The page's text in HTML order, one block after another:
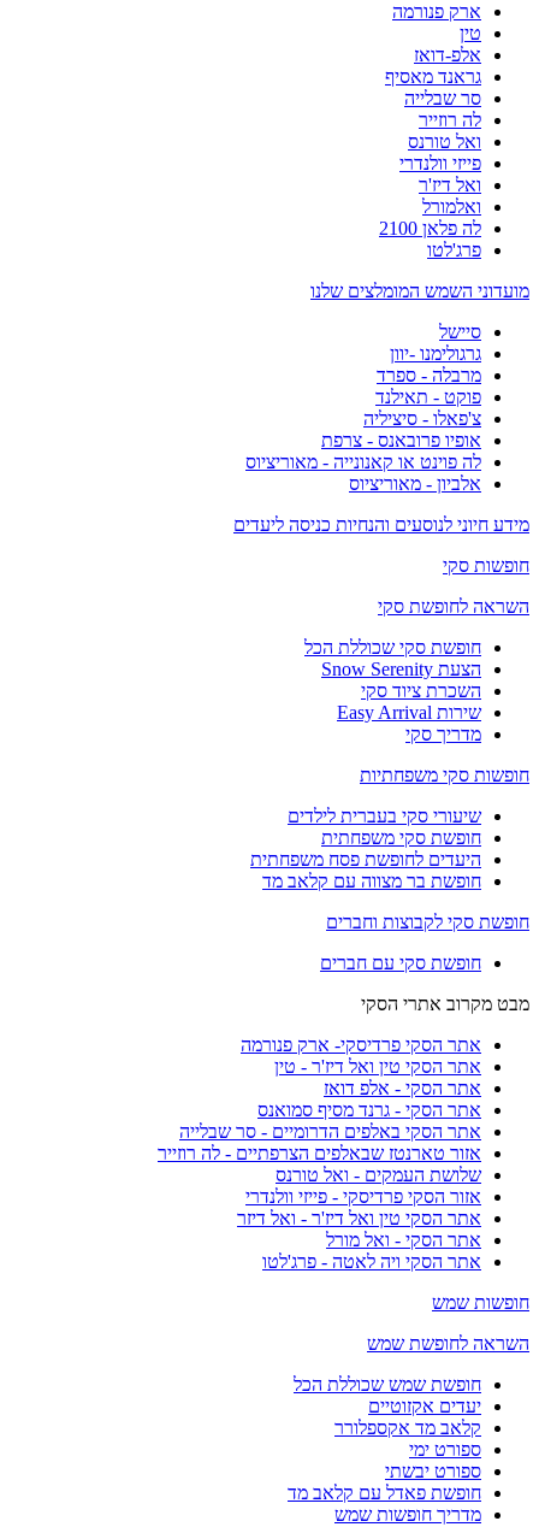
ארק פנורמה
טין
אלפ-דואז
גראנד מאסיף
סר שבלייה
לה רוזייר
ואל טורנס
פייזי וולנדרי
ואל דיז'ר
ואלמורל
לה פלאן 2100
פרג'לטו
מועדוני השמש המומלצים שלנו
סיישל
גרגולימנו -יוון
מרבלה - ספרד
פוקט - תאילנד
צ'פאלו - סיציליה
אופיו פרובאנס - צרפת
לה פוינט או קאנונייה - מאוריציוס
אלביון - מאוריציוס
מידע חיוני לנוסעים והנחיות כניסה ליעדים
חופשות סקי
השראה לחופשת סקי
חופשת סקי שכוללת הכל
הצעת Snow Serenity
השכרת ציוד סקי
שירות Easy Arrival
מדריך סקי
חופשות סקי משפחתיות
שיעורי סקי בעברית לילדים
חופשת סקי משפחתית
היעדים לחופשת פסח משפחתית
חופשת בר מצווה עם קלאב מד
חופשת סקי לקבוצות וחברים
חופשת סקי עם חברים
מבט מקרוב אתרי הסקי
אתר הסקי פרדיסקי- ארק פנורמה
אתר הסקי טין ואל דיז'ר - טין
אתר הסקי - אלפ דואז
אתר הסקי - גרנד מסיף סמואנס
אתר הסקי באלפים הדרומיים - סר שבלייה
אזור טארנטז שבאלפים הצרפתיים - לה רוזייר
שלושת העמקים - ואל טורנס
אזור הסקי פרדיסקי - פייזי וולנדרי
אתר הסקי טין ואל דיז'ר - ואל דיזר
אתר הסקי - ואל מורל
אתר הסקי ויה לאטה - פרג'לטו
חופשות שמש
השראה לחופשת שמש
חופשת שמש שכוללת הכל
יעדים אקזוטיים
קלאב מד אקספלורר
ספורט ימי
ספורט יבשתי
חופשת פאדל עם קלאב מד
מדריך חופשות שמש